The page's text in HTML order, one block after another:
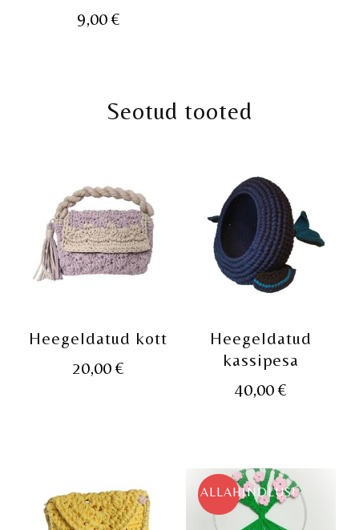
9,00 €
Seotud tooted
Heegeldatud kott
20,00€
Heegeldatud
kassipesa
40,00 €
ALLAHINDLUS!